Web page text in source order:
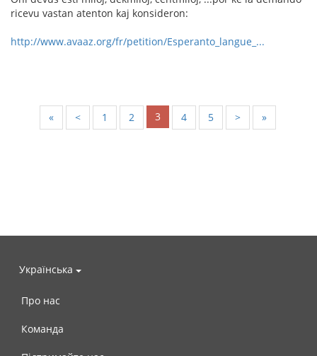
ricevu vastan atenton kaj konsideron:
http://www.avaaz.org/fr/petition/Esperanto_langue_...
« < 1 2 3 4 5 > »
Українська
Про нас
Команда